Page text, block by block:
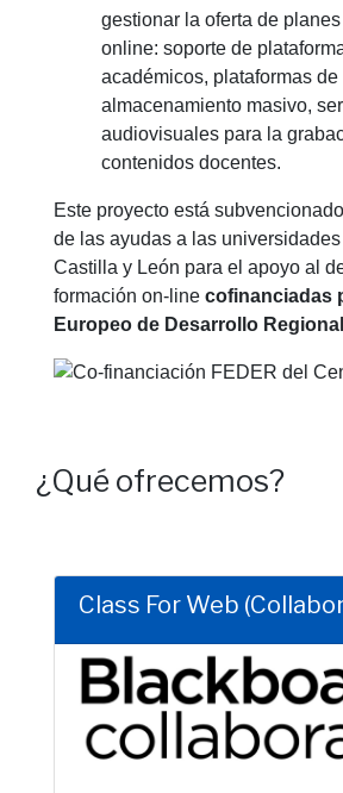
gestionar la oferta de
online: soporte de
académicos, plataformas de
almacenamiento masivo,
audiovisuales para la
contenidos docentes.
Este proyecto está
de las ayudas a las
Castilla y León para el apoyo al
formación on-line cofinanciadas
Europeo de Desarrollo Regional
¿Qué ofrecemos?
Class For Web
Clic para saber más